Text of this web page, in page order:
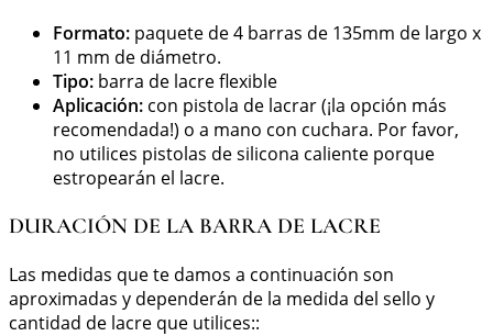
Formato: paquete de 4 barras de 135mm de largo x
11 mm de diámetro.
Tipo: barra de lacre flexible
Aplicación: con pistola de lacrar (¡la opción más
recomendada!) o a mano con cuchara. Por favor,
no utilices pistolas de silicona caliente porque
estropearán el lacre.
DURACIÓN DE LA BARRA DE LACRE
Las medidas que te damos a continuación son
aproximadas y dependerán de la medida del sello y
cantidad de lacre que utilices::